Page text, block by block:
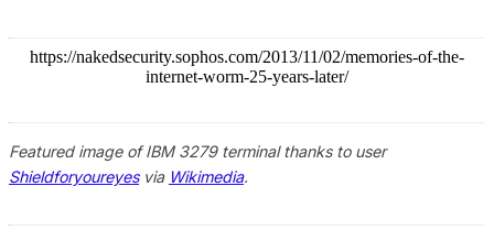
https://nakedsecurity.sophos.com/2013/11/02/memories-of-the-
internet-worm-25-years-later/
Featured image of IBM 3279 terminal thanks to user
Shieldforyoureyesvia Wikimedia.